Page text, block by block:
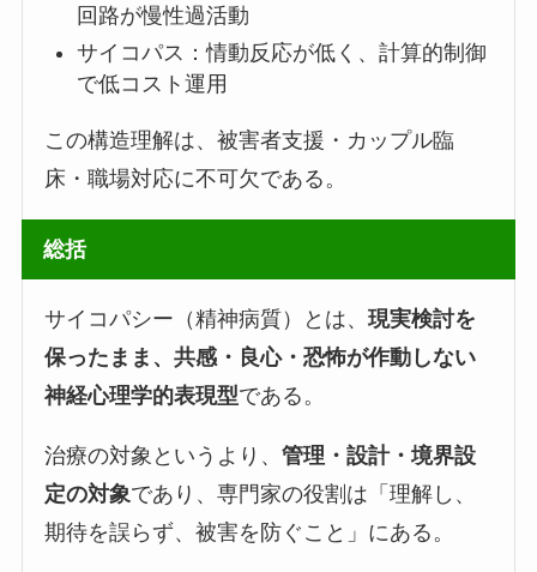
回路が慢性過活動
サイコパス：情動反応が低く、計算的制御
で低コスト運用
この構造理解は、被害者支援・カップル臨
床・職場対応に不可欠である。
総括
サイコパシー（精神病質）とは、 現実検討を
保ったまま、共感・良心・恐怖が作動しない
神経心理学的表現型である。
治療の対象というより、 管理・設計・境界設
定の対象であり、専門家の役割は「理解し、
期待を誤らず、被害を防ぐこと」にある。